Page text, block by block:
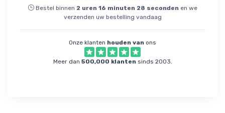
Bestel binnen 2 uren 16 minuten 27 seconden en we
verzenden uw bestelling vandaag
Onze klanten houden van ons
Meer dan 500,000 klanten sinds 2003.